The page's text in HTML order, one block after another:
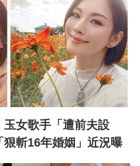
玉女歌手「遭前夫設
斬16年婚姻」近況曝